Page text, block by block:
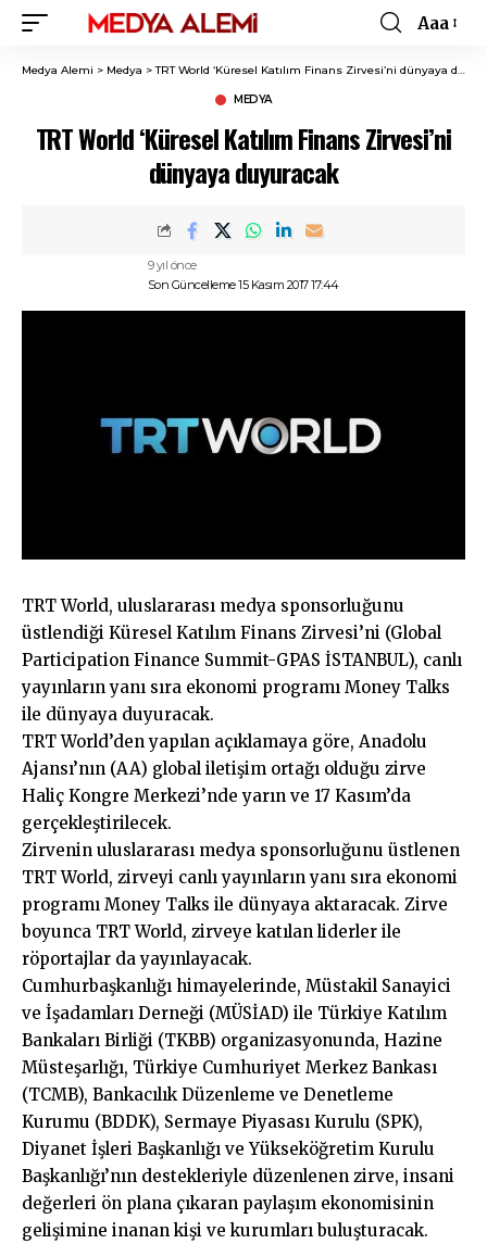
Font
Resizer
Aaa
Medya Alemi > Medya >TRT World ‘Küresel Katılım Finans Zirvesi’ni dünyaya duyuracak
MEDYA
TRT World ‘Küresel Katılım Finans Zirvesi’ni
dünyaya duyuracak
Son Güncelleme 15 Kasım 2017 17:44
9 yıl önce
TRT World, uluslararası medya sponsorluğunu
üstlendiği Küresel Katılım Finans Zirvesi’ni (Global
Participation Finance Summit-GPAS İSTANBUL), canlı
yayınların yanı sıra ekonomi programı Money Talks
ile dünyaya duyuracak.
TRT World’den yapılan açıklamaya göre, Anadolu
Ajansı’nın (AA) global iletişim ortağı olduğu zirve
Haliç Kongre Merkezi’nde yarın ve 17 Kasım’da
gerçekleştirilecek.
Zirvenin uluslararası medya sponsorluğunu üstlenen
TRT World, zirveyi canlı yayınların yanı sıra ekonomi
programı Money Talks ile dünyaya aktaracak. Zirve
boyunca TRT World, zirveye katılan liderler ile
röportajlar da yayınlayacak.
Cumhurbaşkanlığı himayelerinde, Müstakil Sanayici
ve İşadamları Derneği (MÜSİAD) ile Türkiye Katılım
Bankaları Birliği (TKBB) organizasyonunda, Hazine
Müsteşarlığı, Türkiye Cumhuriyet Merkez Bankası
(TCMB), Bankacılık Düzenleme ve Denetleme
Kurumu (BDDK), Sermaye Piyasası Kurulu (SPK),
Diyanet İşleri Başkanlığı ve Yükseköğretim Kurulu
Başkanlığı’nın destekleriyle düzenlenen zirve, insani
değerleri ön plana çıkaran paylaşım ekonomisinin
gelişimine inanan kişi ve kurumları buluşturacak.